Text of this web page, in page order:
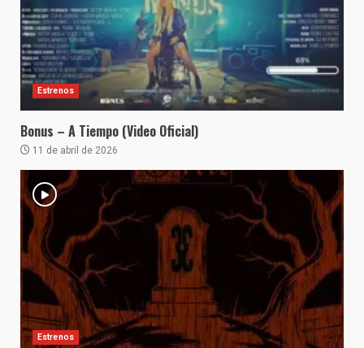
Estrenos
Bonus – A Tiempo (Video Oficial)
11 de abril de 2026
Estrenos